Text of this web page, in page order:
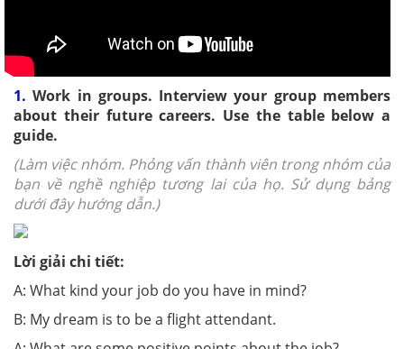
1. Work in groups. Interview your group members
about their future careers. Use the table below a
guide.
(Làm việc nhóm. Phỏng vấn thành viên trong nhóm của
bạn về nghề nghiệp tương lai của họ. Sử dụng bảng
dưới đây hướng dẫn.)
Lời giải chi tiết:
A: What kind your job do you have in mind?
B: My dream is to be a flight attendant.